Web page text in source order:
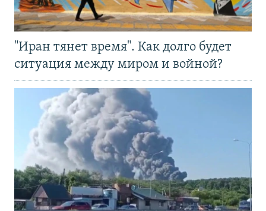
"Иран тянет время". Как долго будет
ситуация между миром и войной?